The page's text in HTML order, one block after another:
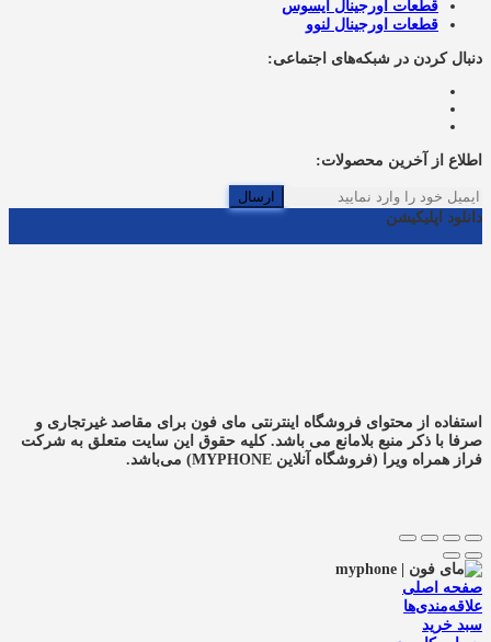
قطعات اورجینال ایسوس
قطعات اورجینال لنوو
دنبال کردن در شبکه‌های اجتماعی:
اطلاع از آخرین محصولات:
ارسال
دانلود اپلیکیشن
استفاده از محتوای فروشگاه اینترنتی مای فون برای مقاصد غیرتجاری و
صرفا با ذکر منبع بلامانع می باشد. کلیه حقوق این سایت متعلق به شرکت
فراز همراه ویرا (فروشگاه آنلاین MYPHONE) می‌باشد.
صفحه اصلی
علاقه‌مندی‌ها
سبد خرید